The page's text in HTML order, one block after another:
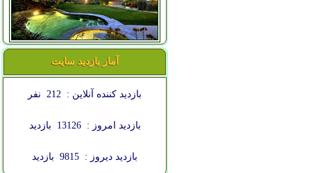
آمار بازدید سایت
بازدید کننده آنلاین : 212 نفر
بازدید امروز : 13126 بازدید
بازدید دیروز : 9815 بازدید